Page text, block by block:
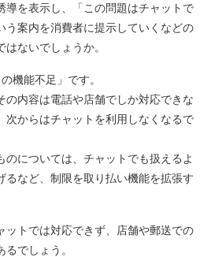
導を表示し、「この問題はチャットで
う案内を消費者に提示していくなどの
ないでしょうか。
機能不足」です。
の内容は電話や店舗でしか対応できな
次からはチャットを利用しなくなるで
のについては、チャットでも扱えるよ
るなど、制限を取り払い機能を拡張す
ットでは対応できず、店舗や郵送での
でしょう。